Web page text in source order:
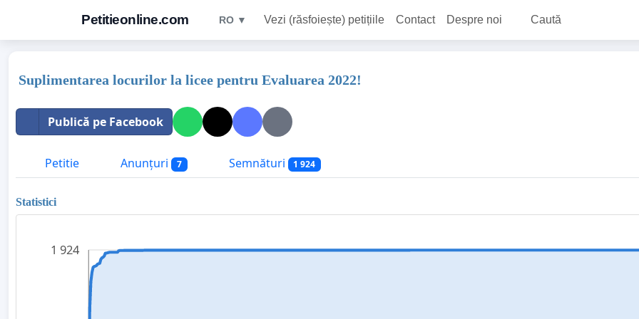
Petitieonline.com RO ▼ Vezi (răsfoiește) petițiile Contact Despre noi Caută
Suplimentarea locurilor la licee pentru Evaluarea 2022!
Publică pe Facebook
Petitie Anunțuri 7 Semnături 1 924
Statistici
1 924